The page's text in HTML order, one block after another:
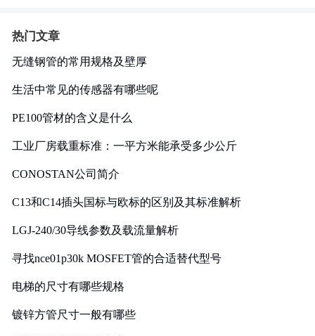
热门文章
无缝钢管的常用规格及壁厚
生活中常见的传感器有哪些呢
PE100管材的含义是什么
工业厂房载重标准：一平方米能承受多少公斤
CONOSTAN公司简介
C13和C14插头国标与欧标的区别及其标准解析
LGJ-240/30导线参数及载流量解析
寻找nce01p30k MOSFET管的合适替代型号
电梯的尺寸有哪些规格
镀锌方管尺寸一般有哪些